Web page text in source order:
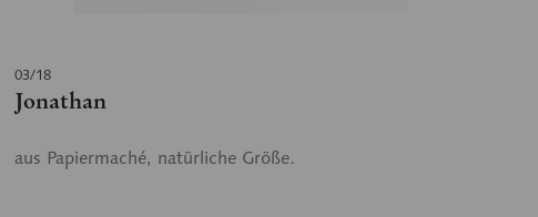
03/18
Jonathan
aus Papiermaché, natürliche Größe.